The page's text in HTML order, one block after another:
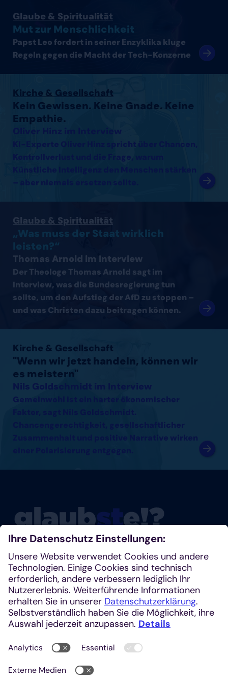
Glaube & Spiritualität
Mut zur Menschlichkeit
Papst Leo fordert in seiner Enzyklika kluge
Regeln gegen die Macht der Tech-Konzerne
Kirche & Gesellschaft
Kein Gewissen. Keine Gnade. Keine
Empathie.
Oliver Hinz im Interview
KI-Experte Oliver Hinz spricht über Chancen,
Kontrollverlust und die Frage, warum
Künstliche Intelligenz den Menschen stärken
– aber niemals ersetzen sollte.
Glaube & Spiritualität
„Was muss der Staat wirklich
leisten?“
Thomas Arnold im Interview
Der Theologe Thomas Arnold sagt im
Interview, was die Bundesregierung tun
sollte, um den Aufstieg der AfD zu stoppen –
und was Christen dazu beitragen können.
Kirche & Gesellschaft
"Wenn wir jetzt handeln, können wir
es meistern"
Nils Goldschmidt im Interview
Gemeinwohl ist ein harter ökonomischer
Chancengerechtigkeit, gesellschaftlicher
Zusammenhalt und positive Narrative wirken
einer Polarisierung entgegen.
Glaubste nicht? Dann schau mal rein!
Klosterplatz 7, 52062 Aachen
+49 241 1685-242 (Redaktion)
kirchenzeitung@einhardverlag.de